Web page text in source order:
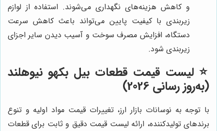
و کاهش هزینه‌های نگهداری می‌شوند. استفاده از لوازم
زیربندی با کیفیت پایین می‌تواند باعث کاهش سرعت
دستگاه، افزایش مصرف سوخت و آسیب دیدن سایر اجزای
زیربندی شود.
⭐️ لیست قیمت قطعات بیل بکهو نیوهلند
(به‌روز رسانی 2026)
با توجه به نوسانات بازار ارز، تغییرات قیمت مواد اولیه و تنوع
برندهای تولیدکننده، ارائه لیست قیمت دقیق و ثابت برای قطعات